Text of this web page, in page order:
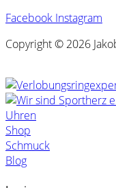
Facebook Instagram
Copyright © 2026
Uhren
Shop
Schmuck
Blog